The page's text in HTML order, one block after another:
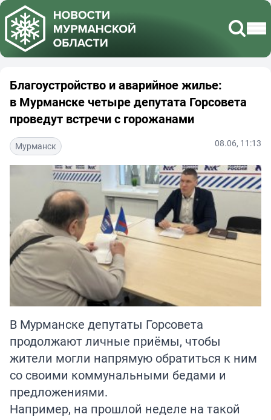
Благоустройство и аварийное жилье:
в Мурманске четыре депутата Горсовета
проведут встречи с горожанами
Мурманск 08.06, 11:13
В Мурманске депутаты Горсовета
продолжают личные приёмы, чтобы
жители могли напрямую обратиться к ним
со своими коммунальными бедами и
предложениями.
Например, на прошлой неделе на такой